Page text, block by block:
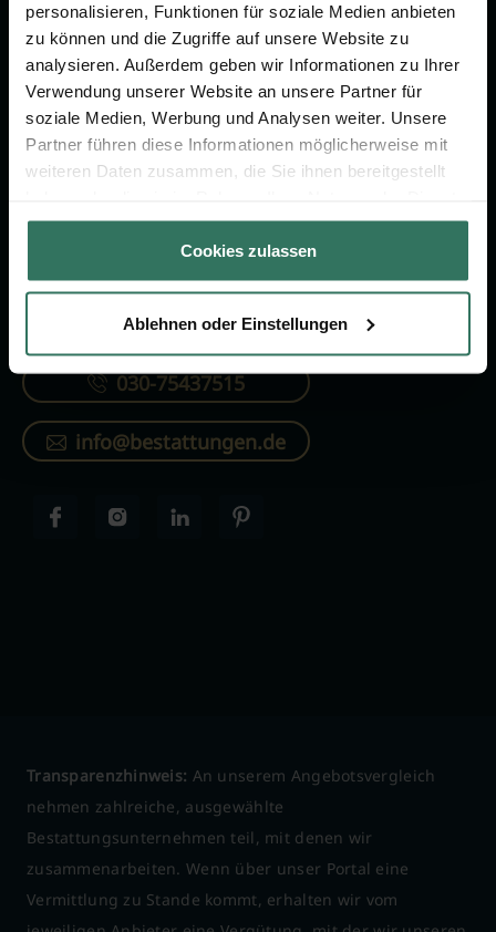
personalisieren, Funktionen für soziale Medien anbieten
zu können und die Zugriffe auf unsere Website zu
analysieren. Außerdem geben wir Informationen zu Ihrer
Verwendung unserer Website an unsere Partner für
soziale Medien, Werbung und Analysen weiter. Unsere
Partner führen diese Informationen möglicherweise mit
weiteren Daten zusammen, die Sie ihnen bereitgestellt
gesammelt haben.
Cookies zulassen
Ablehnen oder Einstellungen
Jetzt beraten lassen
FÜR SIE
Vergleich
Verzeichnis
FÜR BESTATTER
Online-Portal
KONTAKTIEREN SIE UNS
030-75437515
info@bestattungen.de
Transparenzhinweis: An unserem Angebotsvergleich
nehmen zahlreiche, ausgewählte
Bestattungsunternehmen teil, mit denen wir
zusammenarbeiten. Wenn über unser Portal eine
Vermittlung zu Stande kommt, erhalten wir vom